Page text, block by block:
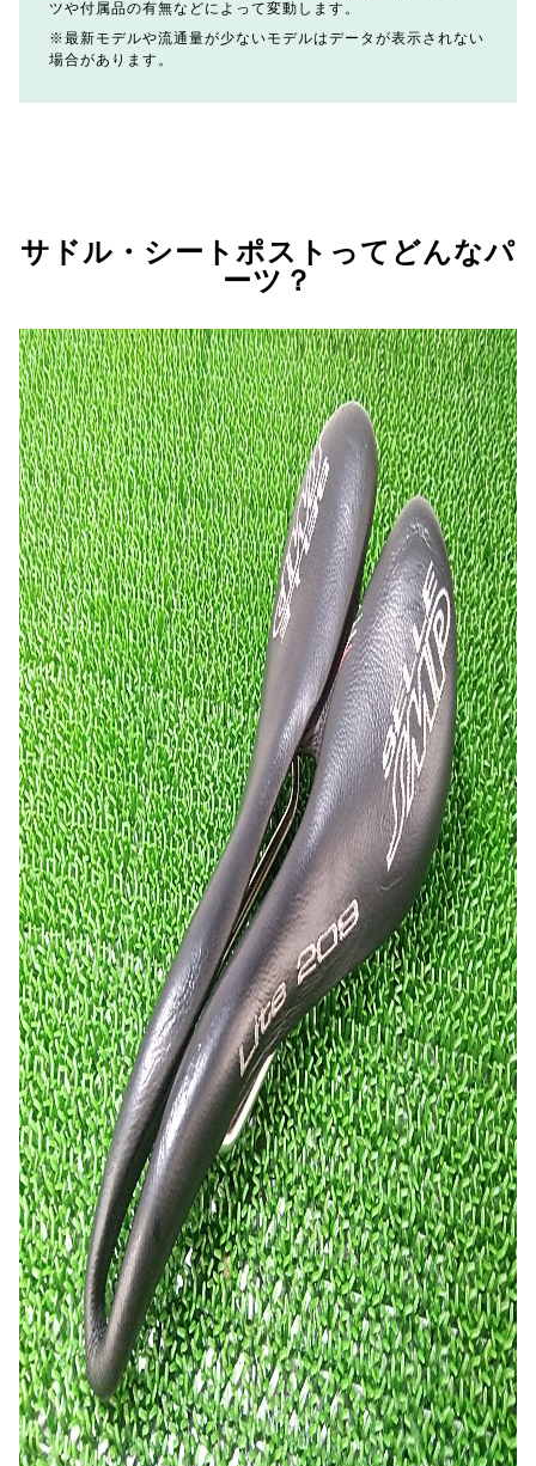
ツや付属品の有無などによって変動します。
最新モデルや流通量が少ないモデルはデータが表示されない
場合があります。
サドル・シートポストってどんなパ
ーツ？